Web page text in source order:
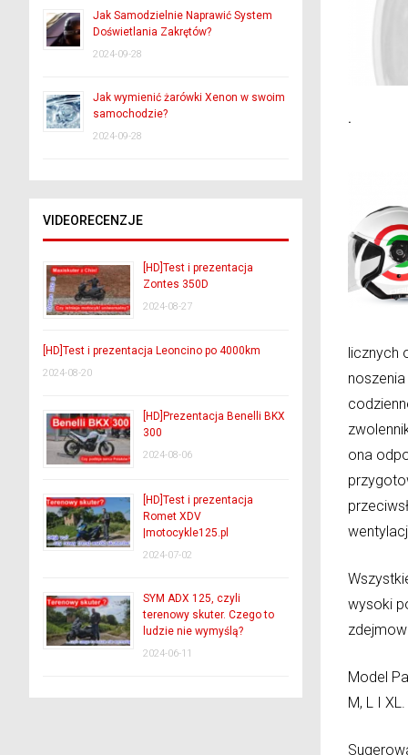
˙
licznych
ona
wysoki
Model
M, L I XL.
Jak Samodzielnie Naprawić System
Doświetlania Zakrętów?
2024-09-28
Jak wymienić żarówki Xenon w swoim
samochodzie?
2024-09-28
VIDEORECENZJE
[HD]Test i prezentacja
Zontes 350D
2024-08-27
[HD]Test i prezentacja Leoncino po 4000km
2024-08-20
[HD]Prezentacja Benelli BKX
300
2024-08-06
[HD]Test i prezentacja
Romet XDV
|motocykle125.pl
2024-07-02
SYM ADX 125, czyli
terenowy skuter. Czego to
ludzie nie wymyślą?
2024-06-11